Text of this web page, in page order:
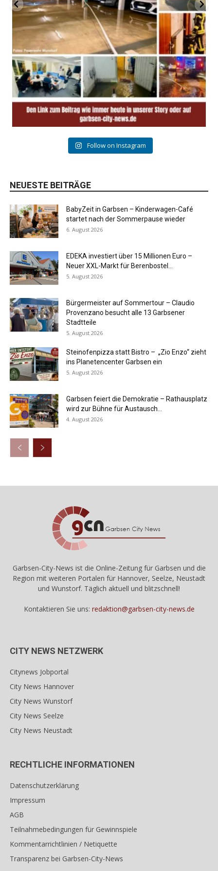
Follow on Instagram
NEUESTE BEITRÄGE
BabyZeit in Garbsen – Kinderwagen-Café
startet nach der Sommerpause wieder
6. August 2026
EDEKA investiert über 15 Millionen Euro –
Neuer XXL-Markt für Berenbostel...
5. August 2026
Bürgermeister auf Sommertour – Claudio
Provenzano besucht alle 13 Garbsener
Stadtteile
5. August 2026
Steinofenpizza statt Bistro – „Zio Enzo“ zieht
ins Planetencenter Garbsen ein
5. August 2026
Garbsen feiert die Demokratie – Rathausplatz
wird zur Bühne für Austausch...
4. August 2026
Garbsen-City-News ist die Online-Zeitung für Garbsen und die
Region mit weiteren Portalen für Hannover, Seelze, Neustadt
und Wunstorf. Täglich aktuell und blitzschnell!
Kontaktieren Sie uns: redaktion@garbsen-city-news.de
CITY NEWS NETZWERK
Citynews Jobportal
City News Hannover
City News Wunstorf
City News Seelze
City News Neustadt
RECHTLICHE INFORMATIONEN
Datenschutzerklärung
Impressum
AGB
Teilnahmebedingungen für Gewinnspiele
Kommentarrichtlinien / Netiquette
Transparenz bei Garbsen-City-News